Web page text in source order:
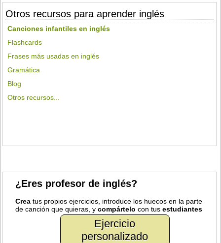
Otros recursos para aprender inglés
Canciones infantiles en inglés
Flashcards
Frases más usadas en inglés
Gramática
Blog
Otros recursos...
¿Eres profesor de inglés?
Crea tus propios ejercicios, introduce los huecos en la parte
de canción que quieras, ycompártelo con tusestudiantes
Ejercicio
personalizado